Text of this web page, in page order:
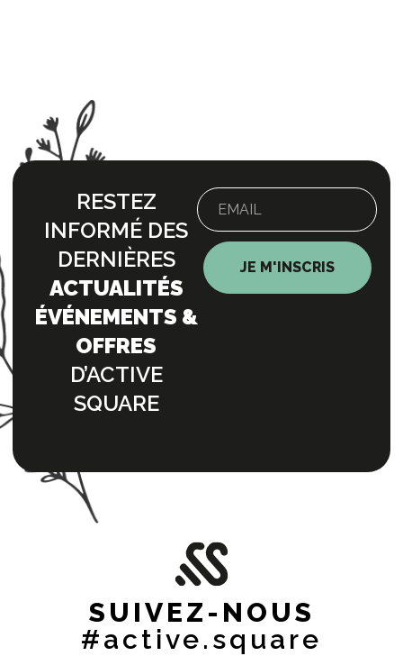
RESTEZ
INFORMÉ DES
DERNIÈRES
ACTUALITÉS
ÉVÉNEMENTS &
OFFRES
D’ACTIVE
SQUARE
JE M'INSCRIS
SUIVEZ-NOUS
#active.square